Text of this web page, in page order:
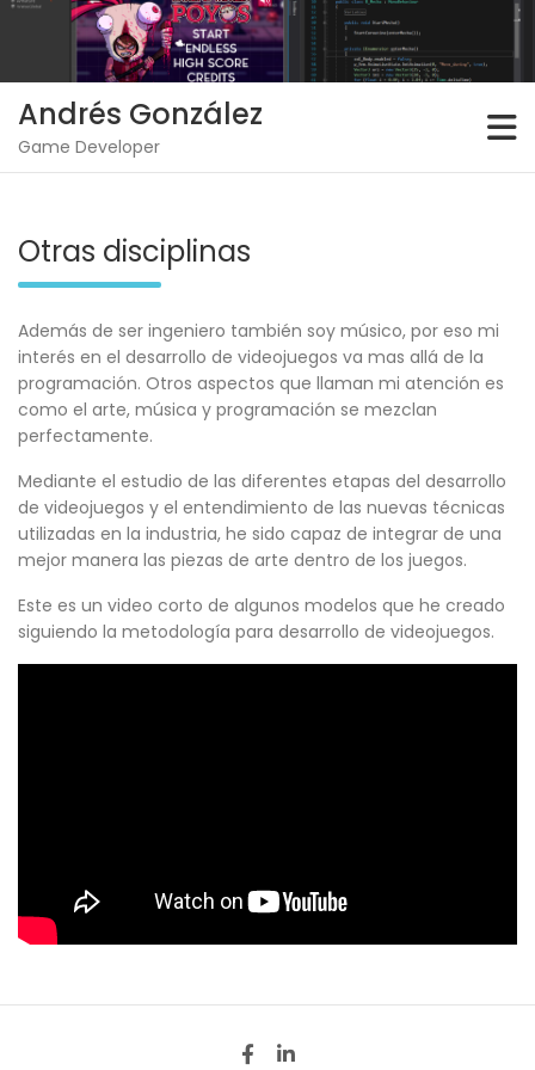
Skip
Andrés González
Game Developer
Otras disciplinas
Además de ser ingeniero también soy músico, por eso mi
interés en el desarrollo de videojuegos va mas allá de la
programación. Otros aspectos que llaman mi atención es
como el arte, música y programación se mezclan
perfectamente.
Mediante el estudio de las diferentes etapas del desarrollo
de videojuegos y el entendimiento de las nuevas técnicas
utilizadas en la industria, he sido capaz de integrar de una
mejor manera las piezas de arte dentro de los juegos.
Este es un video corto de algunos modelos que he creado
siguiendo la metodología para desarrollo de videojuegos.